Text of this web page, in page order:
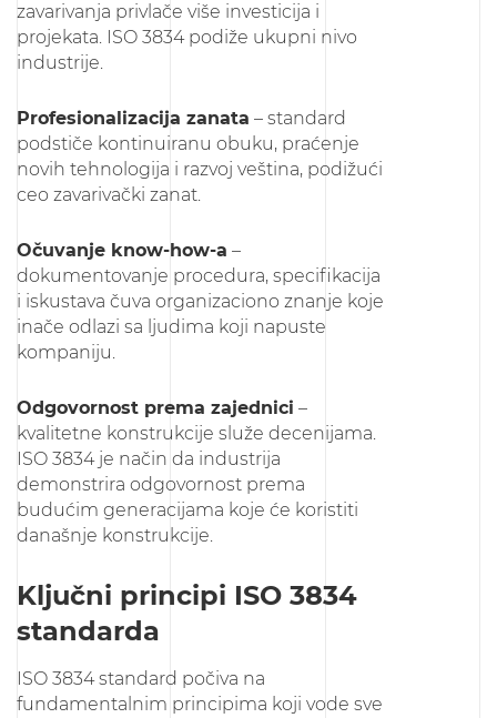
zavarivanja privlače više investicija i
projekata. ISO 3834 podiže ukupni nivo
industrije.
Profesionalizacija zanata – standard
podstiče kontinuiranu obuku, praćenje
novih tehnologija i razvoj veština, podižući
ceo zavarivački zanat.
Očuvanje know-how-a –
dokumentovanje procedura, specifikacija
i iskustava čuva organizaciono znanje koje
inače odlazi sa ljudima koji napuste
kompaniju.
Odgovornost prema zajednici –
kvalitetne konstrukcije služe decenijama.
ISO 3834 je način da industrija
demonstrira odgovornost prema
budućim generacijama koje će koristiti
današnje konstrukcije.
Ključni principi ISO 3834
standarda
ISO 3834 standard počiva na
fundamentalnim principima koji vode sve